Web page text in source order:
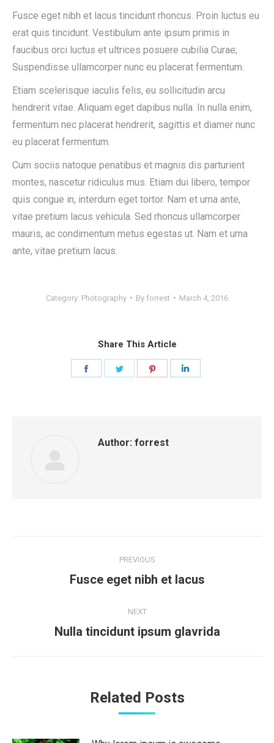
Fusce eget nibh et lacus tincidunt rhoncus. Proin luctus eu
erat quis tincidunt. Vestibulum ante ipsum primis in
faucibus orci luctus et ultrices posuere cubilia Curae;
Suspendisse ullamcorper nunc eu placerat fermentum.
Etiam scelerisque iaculis felis, eu sollicitudin arcu
hendrerit vitae. Aliquam eget dapibus nulla. In nulla enim,
fermentum nec placerat hendrerit, sagittis et diamer nunc
eu placerat fermentum.
Cum sociis natoque penatibus et magnis dis parturient
montes, nascetur ridiculus mus. Etiam dui libero, tempor
quis congue in, interdum eget tortor. Nam et urna ante,
vitae pretium lacus vehicula. Sed rhoncus ullamcorper
mauris, ac condimentum metus egestas ut. Nam et urna
ante, vitae pretium lacus.
Category: Photography By forrest March 4, 2016
Share This Article
Share
Author: forrest
navigation
PREVIOUS
Previous
Fusce eget nibh et lacus
NEXT
Next
Nulla tincidunt ipsum glavrida
Related Posts